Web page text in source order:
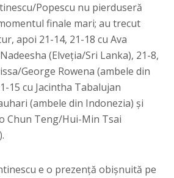
Popescu nu pierduseră
finale mari; au trecut
apoi 21-14, 21-18 cu Ava
(Elveția/Sri Lanka), 21-8,
George Rowena (ambele din
15 cu Jacintha Tabalujan
(ambele din Indonezia) și
Chun Teng/Hui-Min Tsai
e o prezență obișnuită pe